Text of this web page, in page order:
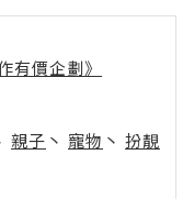
有價企劃》
親子 丶 寵物 丶 扮靚